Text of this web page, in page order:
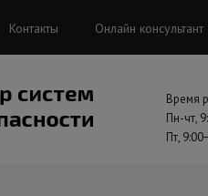
Контакты Онлайн консультант
Время
Пн-чт,
Пт,